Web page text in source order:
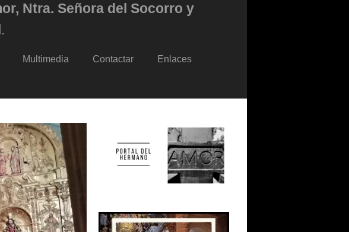
Ntra. Señora del Socorro y
.
Multimedia Contactar Enlaces